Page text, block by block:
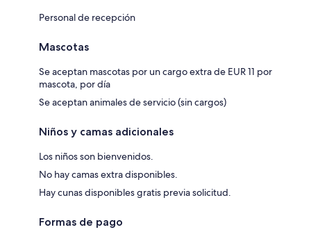
Personal de recepción
Mascotas
Se aceptan mascotas por un cargo extra de EUR 11 por
mascota, por día
Se aceptan animales de servicio (sin cargos)
Niños y camas adicionales
Los niños son bienvenidos.
No hay camas extra disponibles.
Hay cunas disponibles gratis previa solicitud.
Formas de pago